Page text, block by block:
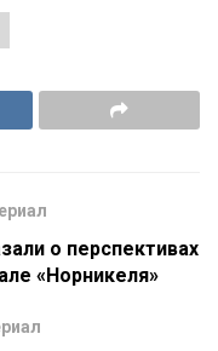
о перспективах
«Норникеля»